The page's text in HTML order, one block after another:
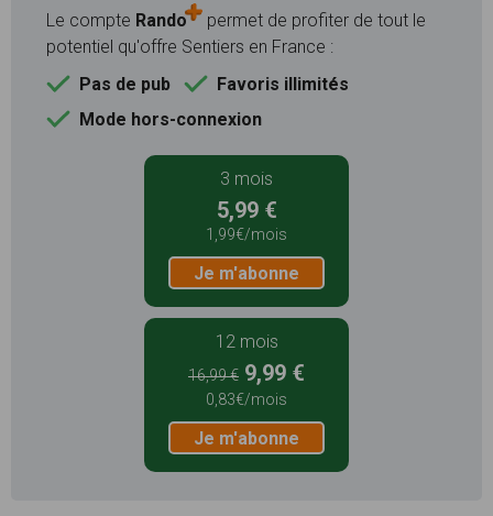
Le compte Rando
permet de profiter de tout le
potentiel qu'offre Sentiers en France :
Pas de pub
Favoris illimités
Mode hors-connexion
3 mois
5,99 €
1,99€/mois
Je m'abonne
12 mois
16,99 € 9,99 €
0,83€/mois
Je m'abonne